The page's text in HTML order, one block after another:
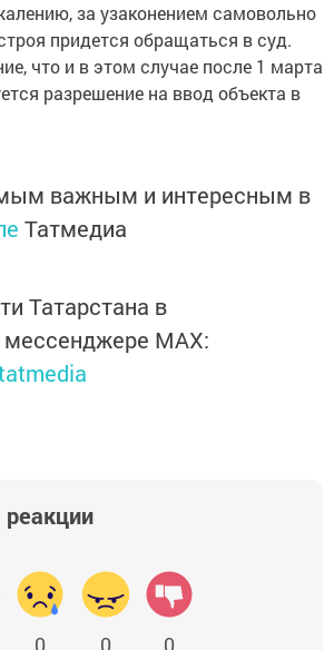
за узаконением самовольно
придется обращаться в суд.
что и в этом случае после 1 марта
разрешение на ввод объекта в
важным и интересным в
Татмедиа
Татарстана в
MАХ:
реакции